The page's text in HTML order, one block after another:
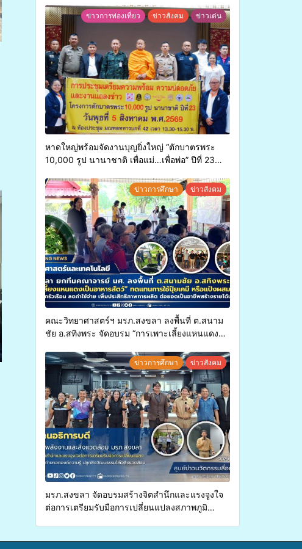
ข่าวการท่องเที่ยว ข่าวสังคม ข่าวเด่น
หาดใหญ่พร้อมจัดงานบุญยิ่งใหญ่ “ตักบาตรพระ
10,000 รูป นานาชาติ เพื่อแม่…เพื่อพ่อ” ปีที่ 23
ประเพณีแห่งศรัทธา
ข่าวการศึกษา ข่าวสังคม
คณะวิทยาศาสตร์ฯ มรภ.สงขลา ลงพื้นที่ ต.สนาม
ชัย อ.สทิงพระ จัดอบรม “การเพาะเลี้ยงแหนแดง
ประสิทธิภาพการผลิต ต่อยอดสู่อาชีพเสริมใน
อนาคต
ข่าวการศึกษา ข่าวสังคม
มรภ.สงขลา จัดอบรมสร้างจิตสำนึกและแรงจูงใจ
ต่อการเตรียมรับมือการเปลี่ยนแปลงสภาพภูมิ